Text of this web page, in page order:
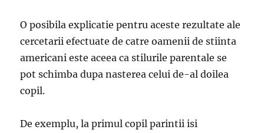
O posibila explicatie pentru aceste rezultate ale
cercetarii efectuate de catre oamenii de stiinta
americani este aceea ca stilurile parentale se
pot schimba dupa nasterea celui de-al doilea
copil.
De exemplu, la primul copil parintii isi